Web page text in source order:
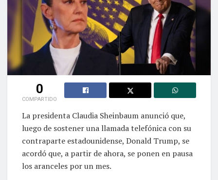
0
COMPARTIDO
La presidenta Claudia Sheinbaum anunció que,
luego de sostener una llamada telefónica con su
contraparte estadounidense, Donald Trump, se
acordó que, a partir de ahora, se ponen en pausa
los aranceles por un mes.